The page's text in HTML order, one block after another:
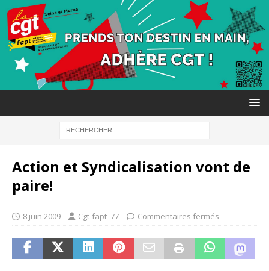
Action et Syndicalisation vont de
paire!
8 juin 2009 Cgt-fapt_77 Commentaires fermés